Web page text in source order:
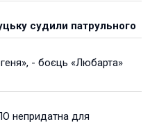
судили патрульного
- боєць «Любарта»
непридатна для